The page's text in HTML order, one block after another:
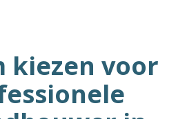
kiezen voor